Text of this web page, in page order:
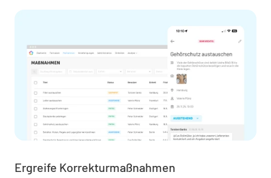
Ergreife Korrekturmaßnahmen